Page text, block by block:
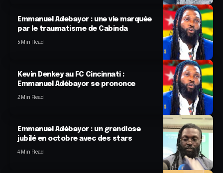
Emmanuel Adebayor : une vie marquée
par le traumatisme de Cabinda
5 Min Read
Kevin Denkey au FC Cincinnati :
Emmanuel Adébayor se prononce
2 Min Read
Emmanuel Adébayor : un grandiose
jubilé en octobre avec des stars
4 Min Read